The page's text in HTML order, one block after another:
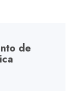
de